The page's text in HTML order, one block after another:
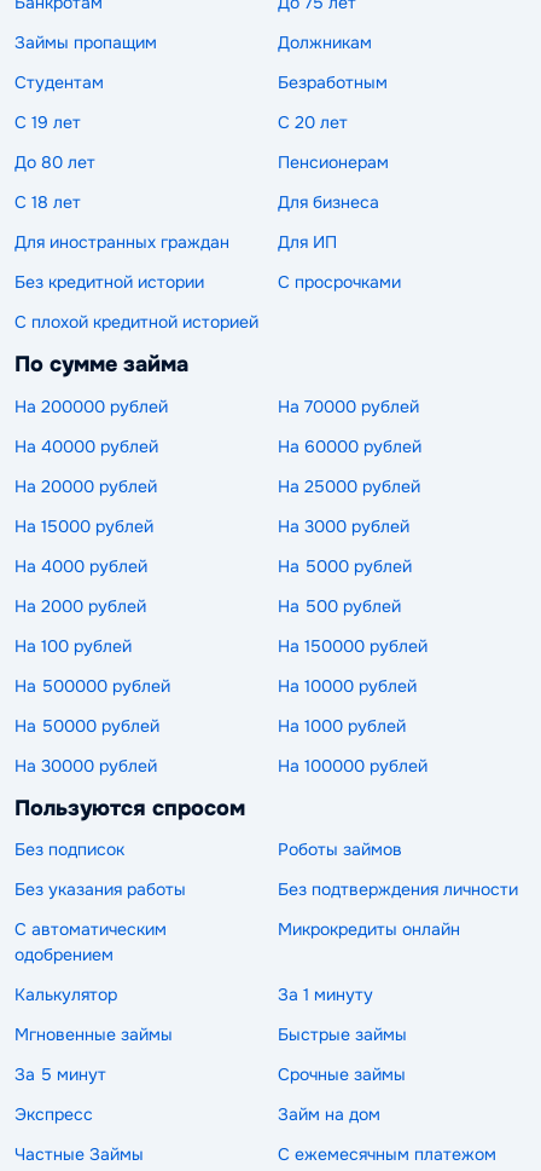
Займы пропащим
Должникам
Студентам
Безработным
С 19 лет
С 20 лет
До 80 лет
Пенсионерам
С 18 лет
Для бизнеса
Для иностранных граждан
Для ИП
Без кредитной истории
С просрочками
С плохой кредитной историей
По сумме займа
На 200000 рублей
На 70000 рублей
На 40000 рублей
На 60000 рублей
На 20000 рублей
На 25000 рублей
На 15000 рублей
На 3000 рублей
На 4000 рублей
На 5000 рублей
На 2000 рублей
На 500 рублей
На 100 рублей
На 150000 рублей
На 500000 рублей
На 10000 рублей
На 50000 рублей
На 1000 рублей
На 30000 рублей
На 100000 рублей
Пользуются спросом
Без подписок
Роботы займов
Без указания работы
Без подтверждения личности
С автоматическим
одобрением
Микрокредиты онлайн
Калькулятор
За 1 минуту
Мгновенные займы
Быстрые займы
За 5 минут
Срочные займы
Экспресс
Займ на дом
Частные Займы
С ежемесячным платежом